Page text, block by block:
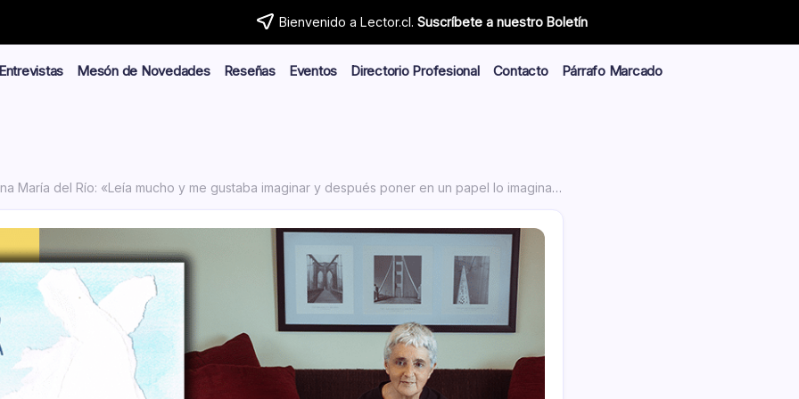
Bienvenido a Lector.cl. Suscríbete a nuestro Boletín
Entrevistas Mesón de Novedades Reseñas Eventos Directorio Profesional Contacto
Párrafo Marcado
María del Río: «Leía mucho y me gustaba imaginar y después poner en un papel lo imaginado»